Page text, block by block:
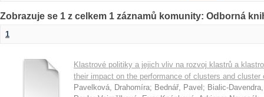
Zobrazuje se 1 z celkem 1 záznamů komunity: Odborná
1
Klastrové politiky a jejich vliv na rozvoj klastrů a
their impact on the performance of clusters and cluster
Pavelková, Drahomíra; Bednář, Pavel ; Bialic-